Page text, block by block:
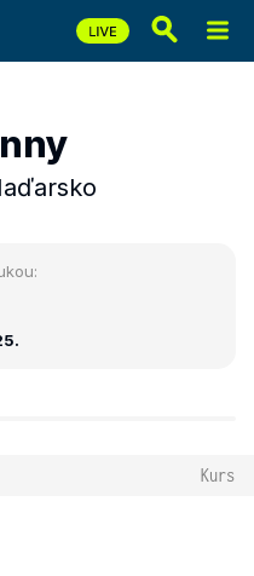
Kurs